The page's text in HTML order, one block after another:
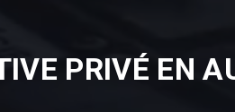
PRIVÉ EN